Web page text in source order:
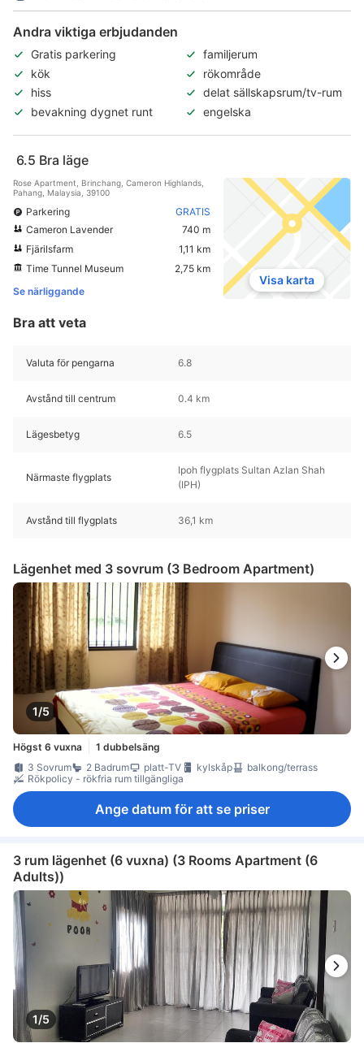
Andra viktiga erbjudanden
Gratis parkering
familjerum
kök
rökområde
hiss
delat sällskapsrum/tv-rum
bevakning dygnet runt
engelska
6.5 Bra läge
Rose Apartment, Brinchang, Cameron Highlands,
Pahang, Malaysia, 39100
Parkering
GRATIS
Cameron Lavender
740 m
Fjärilsfarm
1,11 km
Time Tunnel Museum
2,75 km
Se närliggande
Visa karta
Bra att veta
Valuta för pengarna 6.8
Avstånd till centrum 0.4 km
Lägesbetyg 6.5
Närmaste flygplats
Ipoh flygplats Sultan Azlan Shah
(IPH)
Avstånd till flygplats 36,1 km
Lägenhet med 3 sovrum (3 Bedroom Apartment)
1/5
Högst 6 vuxna
1 dubbelsäng
3 Sovrum
2 Badrum platt-TV kylskåp
balkong/terrass
Rökpolicy - rökfria rum tillgängliga
Ange datum för att se priser
3 rum lägenhet (6 vuxna) (3 Rooms Apartment (6
Adults))
1/5